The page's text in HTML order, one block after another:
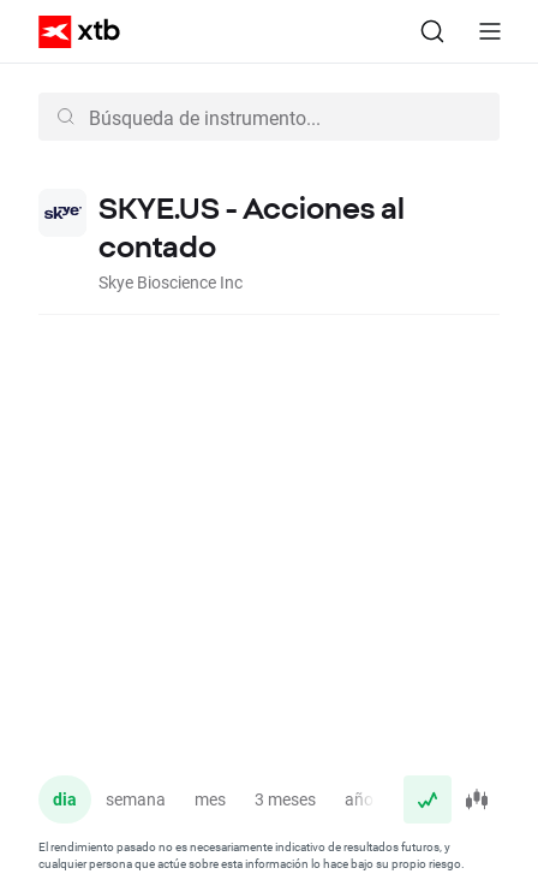
SKYE.US - Acciones al
contado
Skye Bioscience Inc
dia semana mes 3 meses año
El rendimiento pasado no es necesariamente indicativo de resultados futuros, y
cualquier persona que actúe sobre esta información lo hace bajo su propio riesgo.